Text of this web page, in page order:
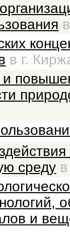
в г.
и
среду
и